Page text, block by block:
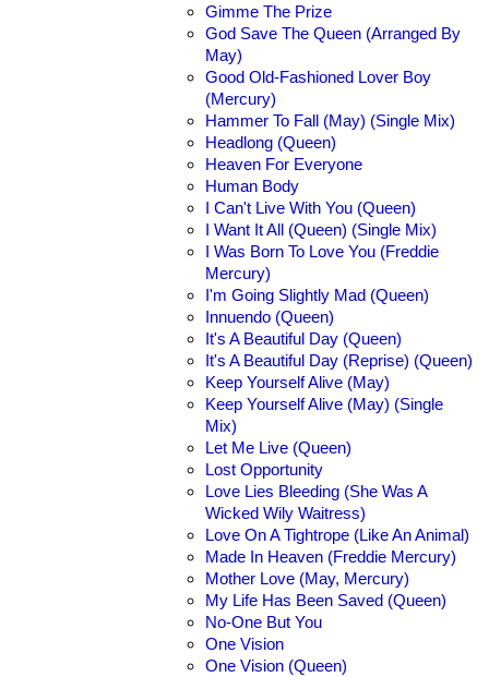
Gimme The Prize
God Save The Queen (Arranged By
May)
Good Old-Fashioned Lover Boy
(Mercury)
Hammer To Fall (May) (Single Mix)
Headlong (Queen)
Heaven For Everyone
Human Body
I Can't Live With You (Queen)
I Want It All (Queen) (Single Mix)
I Was Born To Love You (Freddie
Mercury)
I'm Going Slightly Mad (Queen)
Innuendo (Queen)
It's A Beautiful Day (Queen)
It's A Beautiful Day (Reprise) (Queen)
Keep Yourself Alive (May)
Keep Yourself Alive (May) (Single
Mix)
Let Me Live (Queen)
Lost Opportunity
Love Lies Bleeding (She Was A
Wicked Wily Waitress)
Love On A Tightrope (Like An Animal)
Made In Heaven (Freddie Mercury)
Mother Love (May, Mercury)
My Life Has Been Saved (Queen)
No-One But You
One Vision
One Vision (Queen)